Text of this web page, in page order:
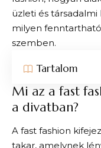
üzleti és
milyen
szemben.
Tartalom
Mi az a fast
a divatban?
A fast fashion
takar, amelynek